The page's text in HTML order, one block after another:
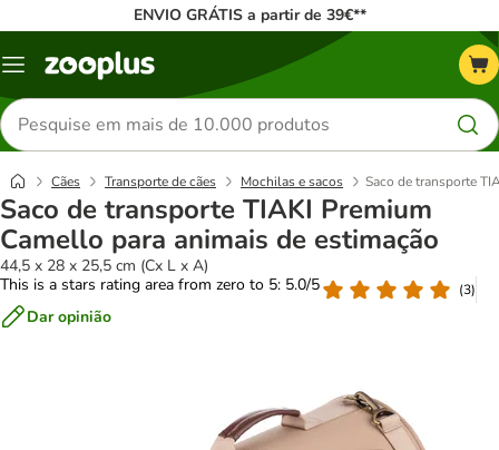
ENVIO GRÁTIS a partir de 39€**
Menu
Pesquisar
produtos
Cães Transporte de cães Mochilas e sacos Saco de transporte
Saco de transporte TIAKI Premium
Camello para animais de estimação
44,5 x 28 x 25,5 cm (Cx L x A)
This is a stars rating area from zero to 5: 5.0/5
(3)
Dar opinião